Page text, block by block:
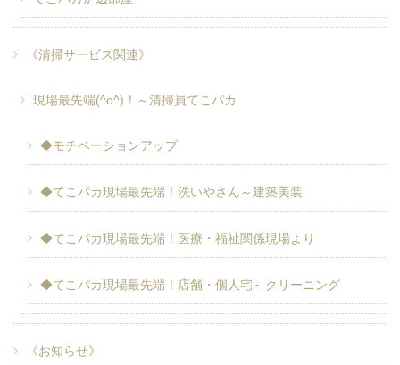
《清掃サービス関連》
現場最先端(^o^)！～清掃員てこパカ
◆モチベーションアップ
◆てこパカ現場最先端！洗いやさん～建築美装
◆てこパカ現場最先端！医療・福祉関係現場より
◆てこパカ現場最先端！店舗・個人宅～クリーニング
《お知らせ》